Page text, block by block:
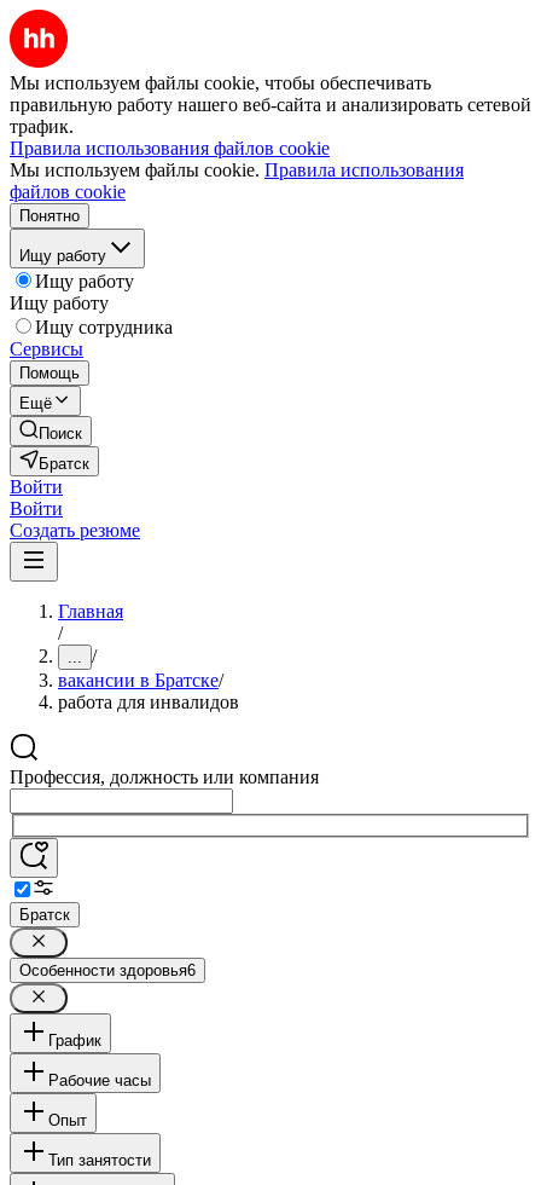
Мы используем файлы cookie, чтобы обеспечивать
правильную работу нашего веб-сайта и анализировать сетевой
трафик.
Правила использования файлов cookie
Мы используем файлы cookie. Правила использования
файлов cookie
Понятно
Ищу работу
Ищу работу
Ищу работу
Ищу сотрудника
Сервисы
Помощь
Ещё
Поиск
Братск
Войти
Войти
Создать резюме
Главная
/
... /
вакансии в Братске/
работа для инвалидов
Профессия, должность или компания
Братск
Особенности здоровья6
График
Рабочие часы
Опыт
Тип занятости